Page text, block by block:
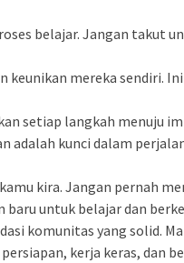
belajar. Jangan takut
keunikan mereka sendiri.
setiap langkah menuju
adalah kunci dalam
kira. Jangan pernah
baru untuk belajar dan
komunitas yang solid.
kerja keras, dan